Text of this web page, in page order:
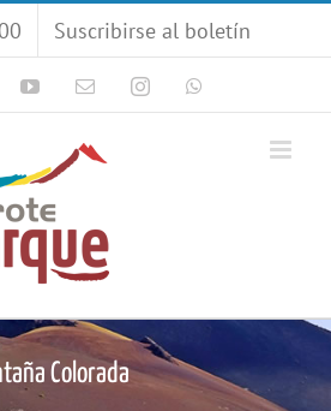
Suscribirse al boletín
YouTubeCorreoInstagram
Colorada